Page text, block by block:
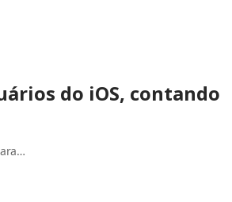
do iOS, contando